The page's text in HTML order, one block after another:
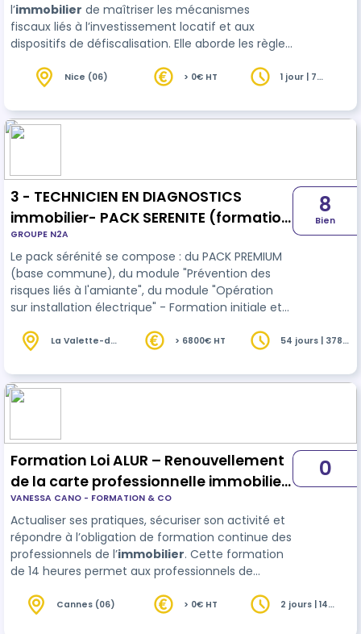
l’immobilier de maîtriser les mécanismes
fiscaux liés à l’investissement locatif et aux
dispositifs de défiscalisation. Elle aborde les règles
régimes fiscaux applicables à la location nue,
Nice (06) > 0€ HT
1 jour | 7
3 - TECHNICIEN EN DIAGNOSTICS
immobilier- PACK SERENITE (formation
initiale)
GROUPE N2A
Le pack sérénité se compose : du PACK PREMIUM
(base commune), du module "Prévention des
risques liés à l'amiante", du module "Opération
sur installation électrique" - Formation initiale et
immobilierselon les arrêtés en vigueur - Les
séparément. Attention, la durée de ce
programme concerne le socle de base. Elle peut
8
Bien
La Valette-du-
> 6800€ HT
54 jours | 378
Formation Loi ALUR – Renouvellement
de la carte professionnelle immobilier
– 14 heures
VANESSA CANO - FORMATION & CO
Actualiser ses pratiques, sécuriser son activité et
répondre à l’obligation de formation continue des
professionnels de l’immobilier. Cette formation
de 14 heures permet aux professionnels de
réglementaires, déontologiques et
0
Cannes (06) > 0€ HT
2 jours | 14